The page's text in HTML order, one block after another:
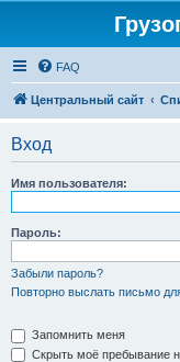
FAQ
Центральный сайт
Вход
Имя пользователя:
Пароль:
Забыли пароль?
Повторно выслать письмо
Запомнить меня
Скрыть моё пребывание